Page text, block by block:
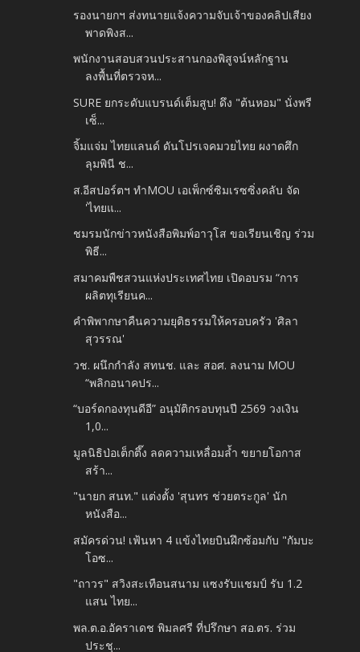
รองนายกฯ ส่งทนายแจ้งความจับเจ้าของคลิปเสียง
พาดพิงส...
พนักงานสอบสวนประสานกองพิสูจน์หลักฐาน
ลงพื้นที่ตรวจห...
SURE ยกระดับแบรนด์เต็มสูบ! ดึง "ต้นหอม" นั่งพรี
เซ็...
จิ้มแจ่ม ไทยแลนด์ ดันโปรเจคมวยไทย ผงาดศึก
ลุมพินี ช...
ส.อีสปอร์ตฯ ทำMOU เอเพ็กซ์ซิมเรซซิ่งคลับ จัด
'ไทยแ...
ชมรมนักข่าวหนังสือพิมพ์อาวุโส ขอเรียนเชิญ ร่วม
พิธี...
สมาคมพืชสวนแห่งประเทศไทย เปิดอบรม “การ
ผลิตทุเรียนค...
คำพิพากษาคืนความยุติธรรมให้ครอบครัว 'ศิลา
สุวรรณ'
วช. ผนึกกำลัง สทนช. และ สอศ. ลงนาม MOU
“พลิกอนาคปร...
“บอร์ดกองทุนดีอี” อนุมัติกรอบทุนปี 2569 วงเงิน
1,0...
มูลนิธิป่อเต็กตึ๊ง ลดความเหลื่อมล้ำ ขยายโอกาส
สร้า...
"นายก สนท." แต่งตั้ง 'สุนทร ช่วยตระกูล' นัก
หนังสือ...
สมัครด่วน! เฟ้นหา 4 แข้งไทยบินฝึกซ้อมกับ "กัมบะ
โอซ...
"ถาวร" สวิงสะเทือนสนาม แซงรับแชมป์ รับ 1.2
แสน ไทย...
พล.ต.อ.อัคราเดช พิมลศรี ที่ปรึกษา สอ.ตร. ร่วม
ประชุ...